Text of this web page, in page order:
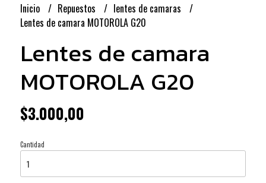
Inicio Repuestos
lentes de camaras
Lentes de camara MOTOROLA G20
Lentes de camara
MOTOROLA G20
$3.000,00
Cantidad